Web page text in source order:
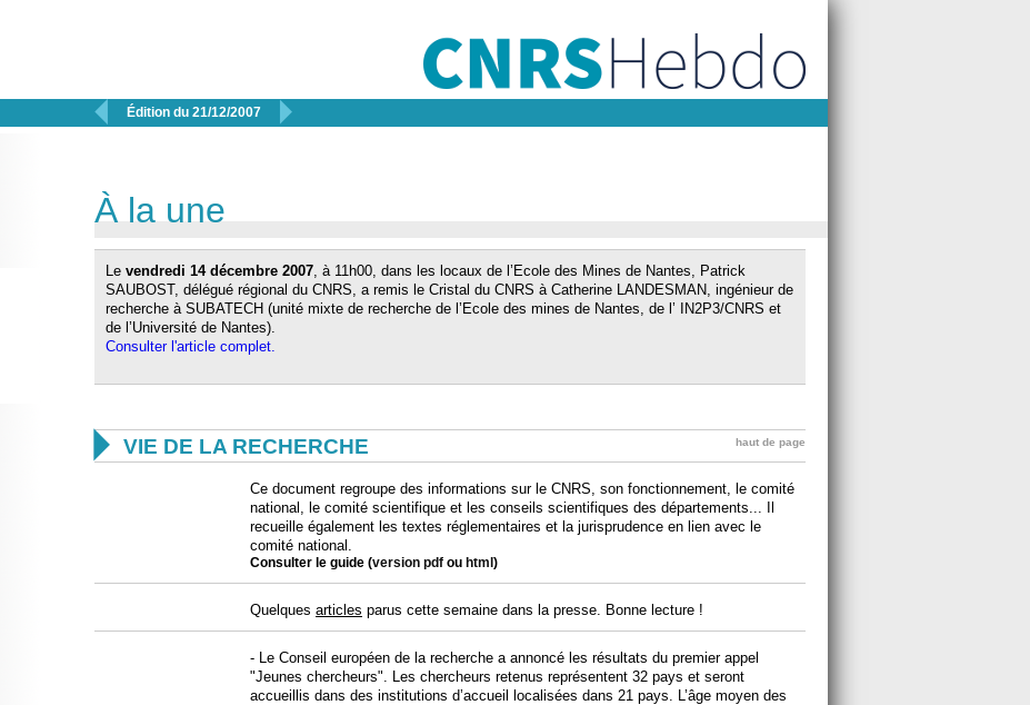
 Édition du 21/12/2007 
À la une
Le vendredi 14 décembre 2007, à 11h00, dans les locaux de l’Ecole des Mines de Nantes, Patrick
SAUBOST, délégué régional du CNRS, a remis le Cristal du CNRS à Catherine LANDESMAN, ingénieur de
recherche à SUBATECH (unité mixte de recherche de l’Ecole des mines de Nantes, de l’ IN2P3/CNRS et
de l’Université de Nantes).
Consulter l'article complet.
 VIE DE LA RECHERCHE haut de page
Ce document regroupe des informations sur le CNRS, son fonctionnement, le comité
national, le comité scientifique et les conseils scientifiques des départements... Il
recueille également les textes réglementaires et la jurisprudence en lien avec le
comité national.
Consulter le guide (version pdf ou html )
Quelques articles parus cette semaine dans la presse. Bonne lecture !
- Le Conseil européen de la recherche a annoncé les résultats du premier appel
"Jeunes chercheurs". Les chercheurs retenus représentent 32 pays et seront
accueillis dans des institutions d’accueil localisées dans 21 pays. L’âge moyen des